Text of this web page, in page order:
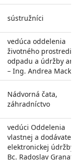
sústružníci
vedúca oddelenia
životného
odpadu a údržby
– Ing. Andrea
Nádvorná čata,
záhradníctvo
vedúci Oddelenia
vlastnej a
elektronickej údržby
Bc. Radoslav Granat